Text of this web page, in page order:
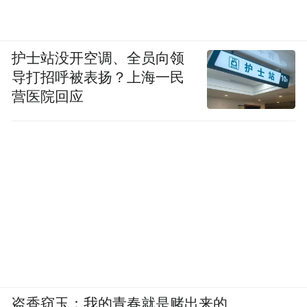
护士站没开空调、全员向领
导打招呼被表扬？上海一民
营医院回应
盗香窃玉：我的青春就是赌出来的